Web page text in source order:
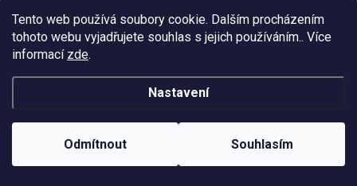
Tento web používá soubory cookie. Dalším procházením
tohoto webu vyjadřujete souhlas s jejich používáním.. Více
informací zde.
Nastavení
Odmítnout Souhlasím
Jaké barvy textu lze vybrat?
Pro koho je tričko vhodné?
Jaké velikosti lze objednat?